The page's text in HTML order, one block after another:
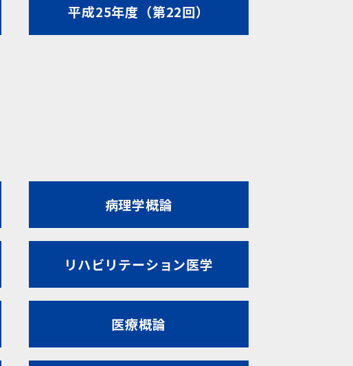
平成25年度（第22回）
病理学概論
リハビリテーション医学
医療概論